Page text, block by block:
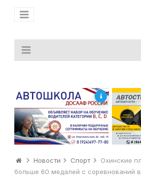
Новости Спорт
Охинские
больше 60 медалей с соревнований